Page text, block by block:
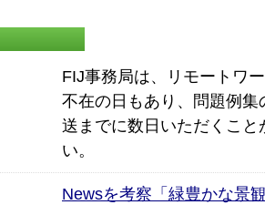
FIJ事務局は、リモートワ
不在の日もあり、問題例
送までに数日いただくこ
い。
Newsを考察「緑豊かな景